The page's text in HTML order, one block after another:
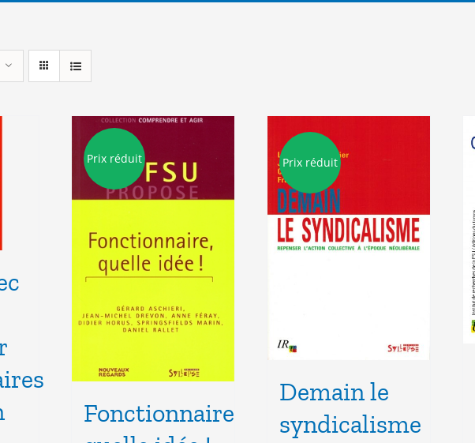
Prix réduit
Fonctionnaire
Prix réduit
Demain le
syndicalisme